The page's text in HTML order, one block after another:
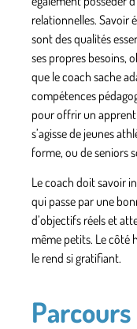
relationnelles. Savoir
sont des qualités
ses propres besoins,
que le coach sache
compétences
pour offrir un
s’agisse de jeunes
forme, ou de seniors
Le coach doit savoir
qui passe par une
d’objectifs réels et
même petits. Le côté
le rend si gratifiant.